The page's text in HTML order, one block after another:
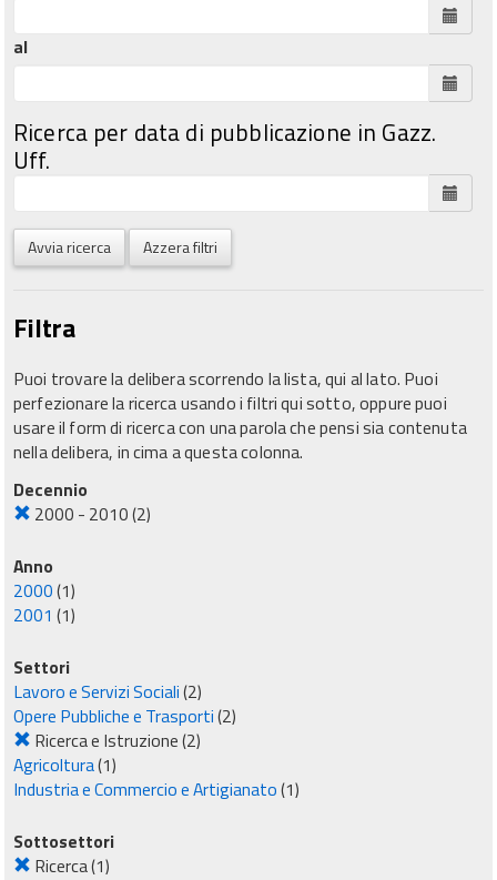
al
Ricerca per data di pubblicazione in Gazz.
Uff.
Avvia ricerca Azzera filtri
Filtra
Puoi trovare la delibera scorrendo la lista, qui al lato. Puoi
perfezionare la ricerca usando i filtri qui sotto, oppure puoi
usare il form di ricerca con una parola che pensi sia contenuta
nella delibera, in cima a questa colonna.
Decennio
2000 - 2010(2)
Anno
2000(1)
2001 (1)
Settori
Lavoro e Servizi Sociali(2)
Opere Pubbliche e Trasporti(2)
Ricerca e Istruzione(2)
Agricoltura(1)
Industria e Commercio e Artigianato(1)
Sottosettori
Ricerca(1)